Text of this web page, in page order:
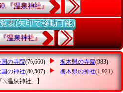
『温泉神社』
表(矢印で移動可能)
温泉神社』
国の寺院(76,660) 栃木県の寺院(983)
国の神社(80,507) 栃木県の神社(1,921)
「3.温泉神社」 】